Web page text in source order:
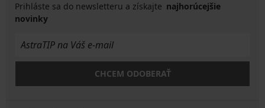
Prihláste sa do newsletteru a získajte najhorúcejšie
novinky
CHCEM ODOBERAŤ